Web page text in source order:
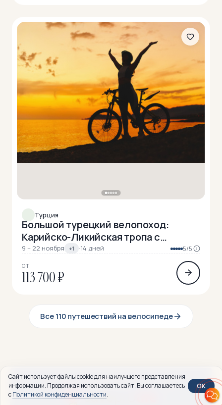
Турция
Большой турецкий велопоход:
Карийско-Ликийская тропа с
машиной поддержки (разведка)
9 – 22 ноября +1 ·14 дней 5/5
ОТ
113 700 ₽
Все 110 путешествий на велосипеде
Сайт использует файлы cookie для наилучшего представления
информации. Продолжая использовать сайт, Вы соглашаетесь
сПолитикой конфиденциальности.
OK